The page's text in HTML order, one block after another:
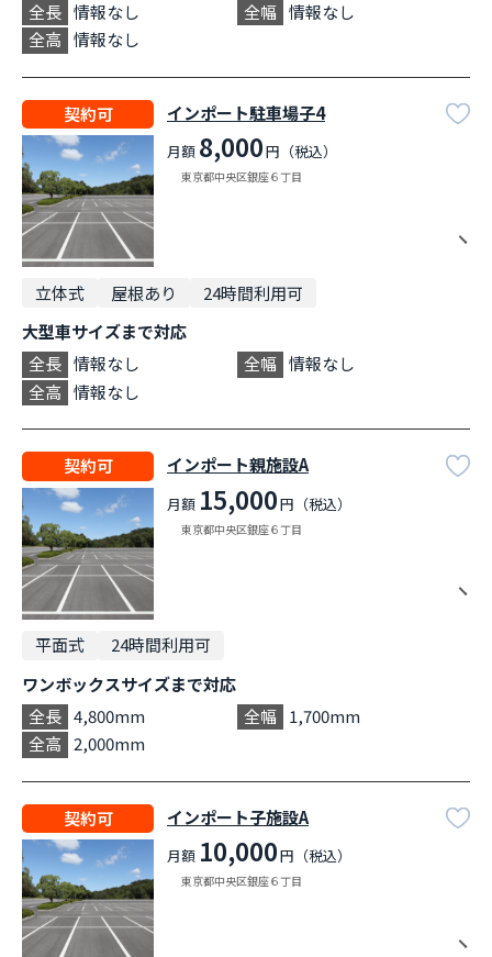
全長 情報なし 全幅 情報なし
全高 情報なし
契約可 インポート駐車場子4
月額 8,000円（税込）
東京都中央区銀座６丁目
立体式 屋根あり
24時間利用可
大型車サイズまで対応
全長 情報なし 全幅 情報なし
全高 情報なし
契約可 インポート親施設A
月額 15,000円（税込）
東京都中央区銀座６丁目
平面式
24時間利用可
ワンボックスサイズまで対応
全長 4,800mm 全幅 1,700mm
全高 2,000mm
契約可 インポート子施設A
月額 10,000円（税込）
東京都中央区銀座６丁目